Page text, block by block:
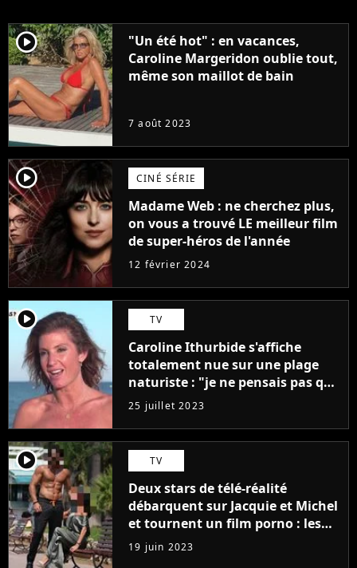
player2
"Un été hot" : en vacances,
Caroline Margeridon oublie tout,
même son maillot de bain
7 août 2023
player2 CINÉ SÉRIE
Madame Web : ne cherchez plus,
on vous a trouvé LE meilleur film
de super-héros de l'année
12 février 2024
player2 TV
Caroline Ithurbide s'affiche
totalement nue sur une plage
naturiste : "je ne pensais pas que
j'arriverais à le faire..."
25 juillet 2023
player2 TV
Deux stars de télé-réalité
débarquent sur Jacquie et Michel
et tournent un film porno : les
premières images du tournage
(exclu)
19 juin 2023